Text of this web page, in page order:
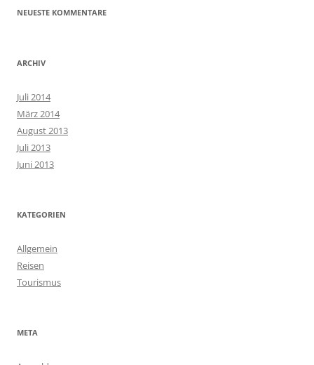
NEUESTE KOMMENTARE
ARCHIV
Juli 2014
März 2014
August 2013
Juli 2013
Juni 2013
KATEGORIEN
Allgemein
Reisen
Tourismus
META